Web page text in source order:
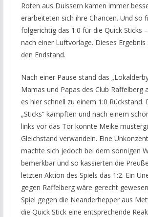
Roten aus Duissern kamen immer
erarbeiteten sich ihre Chancen. Und so
folgerichtig das 1:0 für die Quick Sticks
nach einer Luftvorlage. Dieses
den Endstand.
Nach einer Pause stand das
Mamas und Papas des Club Raffelberg
es hier schnell zu einem 1:0 Rückstand.
„Sticks“ kämpften und nach einem
links vor das Tor konnte Meike
Gleichstand verwandeln. Eine
machte sich jedoch bei dem sonnigen
bemerkbar und so kassierten die
letzten Aktion des Spiels das 1:2. Ein
gegen Raffelberg wäre gerecht
Spiel gegen die Neanderhepper aus
die Quick Stick eine entsprechende